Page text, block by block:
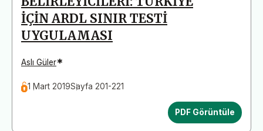
İÇİN ARDL SINIR TESTİ
UYGULAMASI
Aslı Güler*
1 Mart 2019Sayfa 201-221
PDF Görüntüle